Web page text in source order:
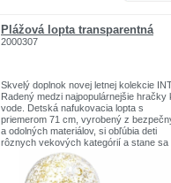
Plážová lopta transparentná
2000307
Skvelý doplnok novej letnej kolekcie
Radený medzi najpopulárnejšie hračky
vode. Detská nafukovacia lopta s
priemerom 71 cm, vyrobený z
a odolných materiálov, si obľúbia deti
rôznych vekových kategórií a stane sa
neodmysliteľnou súčasťou pobytu pri
Loptu má atraktívny farebný
dizajn.